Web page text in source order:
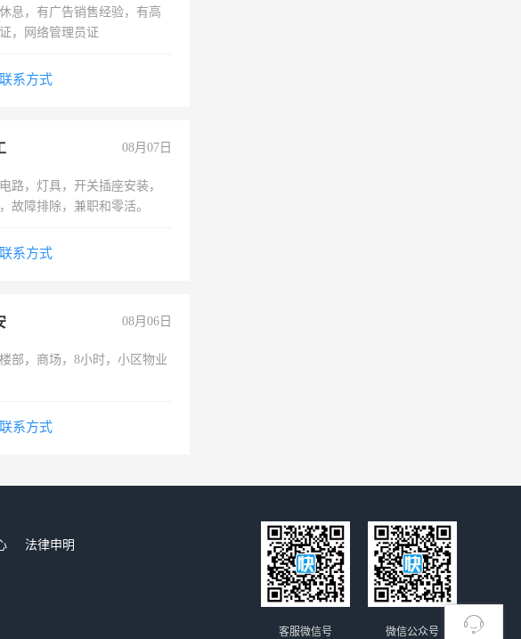
息，有广告销售经验，有高
，网络管理员证
系方式
08月07日
路，灯具，开关插座安装，
故障排除，兼职和零活。
系方式
08月06日
部，商场，8小时，小区物业
系方式
法律申明
微信公众号
客服微信号